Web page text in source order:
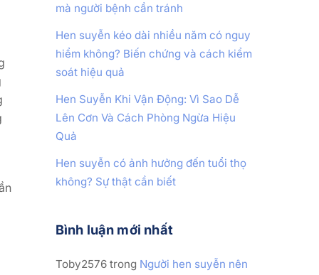
mà người bệnh cần tránh
Hen suyễn kéo dài nhiều năm có nguy
hiểm không? Biến chứng và cách kiểm
soát hiệu quả
Hen Suyễn Khi Vận Động: Vì Sao Dễ
Lên Cơn Và Cách Phòng Ngừa Hiệu
Quả
Hen suyễn có ảnh hưởng đến tuổi thọ
không? Sự thật cần biết
Bình luận mới nhất
Toby2576trong Người hen suyễn nên